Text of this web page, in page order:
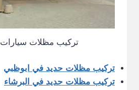
تركيب مظلات سيارات
تركيب مظلات حديد في ابوظبي
تركيب مظلات حديد في البرشاء